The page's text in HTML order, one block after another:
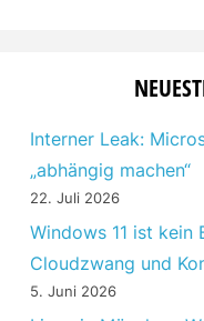
Interner Leak:
„abhängig machen“
22. Juli 2026
Windows 11 ist kein
Cloudzwang und
5. Juni 2026